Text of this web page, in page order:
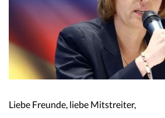
Liebe Freunde, liebe Mitstreiter,